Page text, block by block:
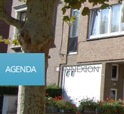
AGENDA CONNEXION